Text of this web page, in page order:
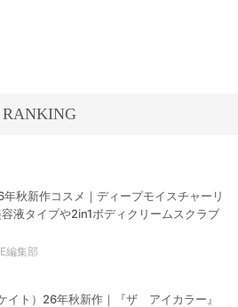
RANKING
年秋新作コスメ｜ディープモイスチャーリ
容液タイプや2in1ボディクリームスクラブ
編集部
イト）26年秋新作｜『ザ アイカラー』